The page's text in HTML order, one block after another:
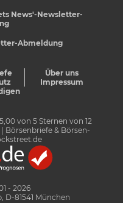
News'-Newsletter-
Abmeldung
Über uns
Impressum
5,00von 5Sternen von 12
| Börsenbriefe & Börsen-
- 2026
D-81541 München